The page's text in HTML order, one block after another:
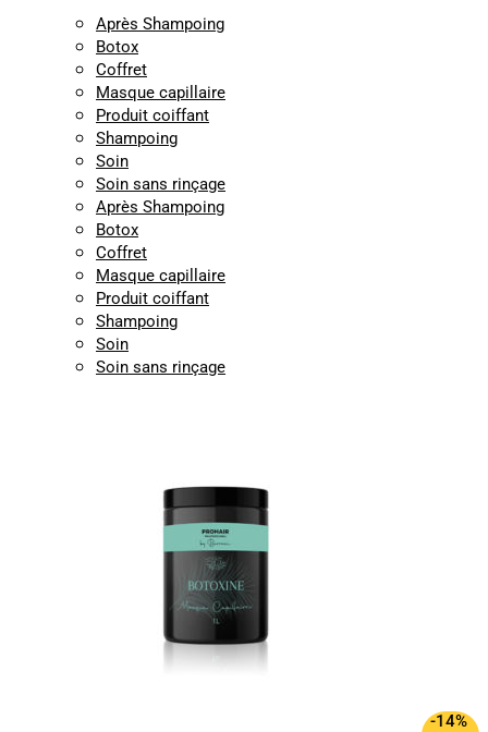
Après Shampoing
Botox
Coffret
Masque capillaire
Produit coiffant
Shampoing
Soin
Soin sans rinçage
Après Shampoing
Botox
Coffret
Masque capillaire
Produit coiffant
Shampoing
Soin
Soin sans rinçage
-14%